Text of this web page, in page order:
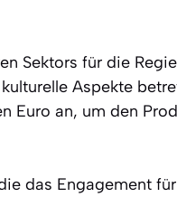
Sektors für die
Aspekte
Euro an, um den
das Engagement